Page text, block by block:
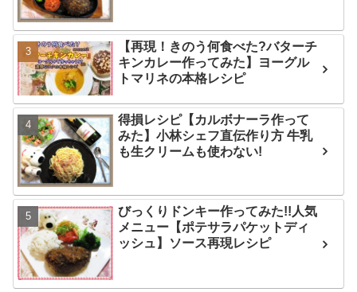
【再現！きのう何食べた?バターチ
キンカレー作ってみた】ヨーグル
トマリネの本格レシピ
得損レシピ【カルボナーラ作って
みた】小林シェフ直伝作り方 牛乳
も生クリームも使わない!
びっくりドンキー作ってみた!!人気
メニュー【ポテサラパケットディ
ッシュ】ソース再現レシピ